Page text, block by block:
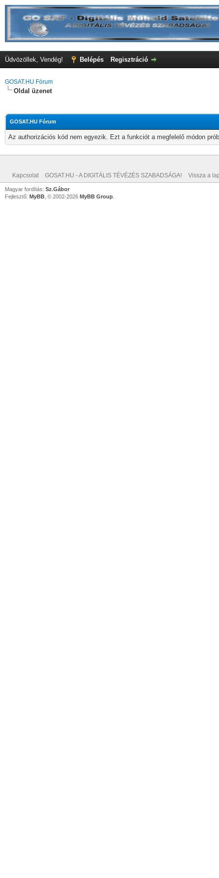
Üdvözöllek, Vendég! Belépés Regisztráció
GOSAT.HU Fórum
Oldal üzenet
GOSAT.HU Fórum
Az authorizációs kód nem egyezik. Ezt a funkciót a megfelelő módon
Kapcsolat GOSAT.HU - A DIGITÁLIS TÉVÉZÉS SZABADSÁGA! Vissza a
Magyar fordítás: Sz.Gábor
Fejlesztő: MyBB , © 2002-2026 MyBB Group